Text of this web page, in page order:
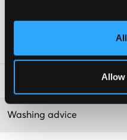
Allow
Washing advice